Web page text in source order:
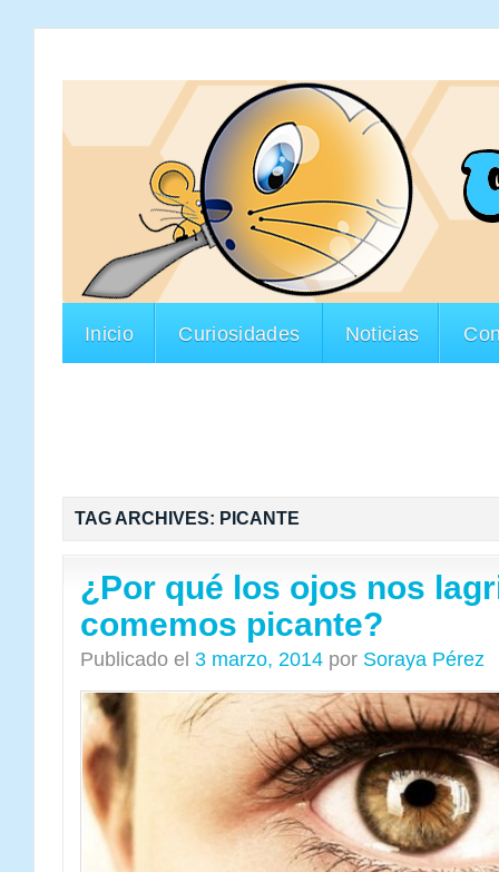
Inicio Curiosidades Noticias
TAG ARCHIVES: PICANTE
¿Por qué los ojos nos
comemos picante?
Publicado el 3 marzo, 2014 por Soraya Pérez